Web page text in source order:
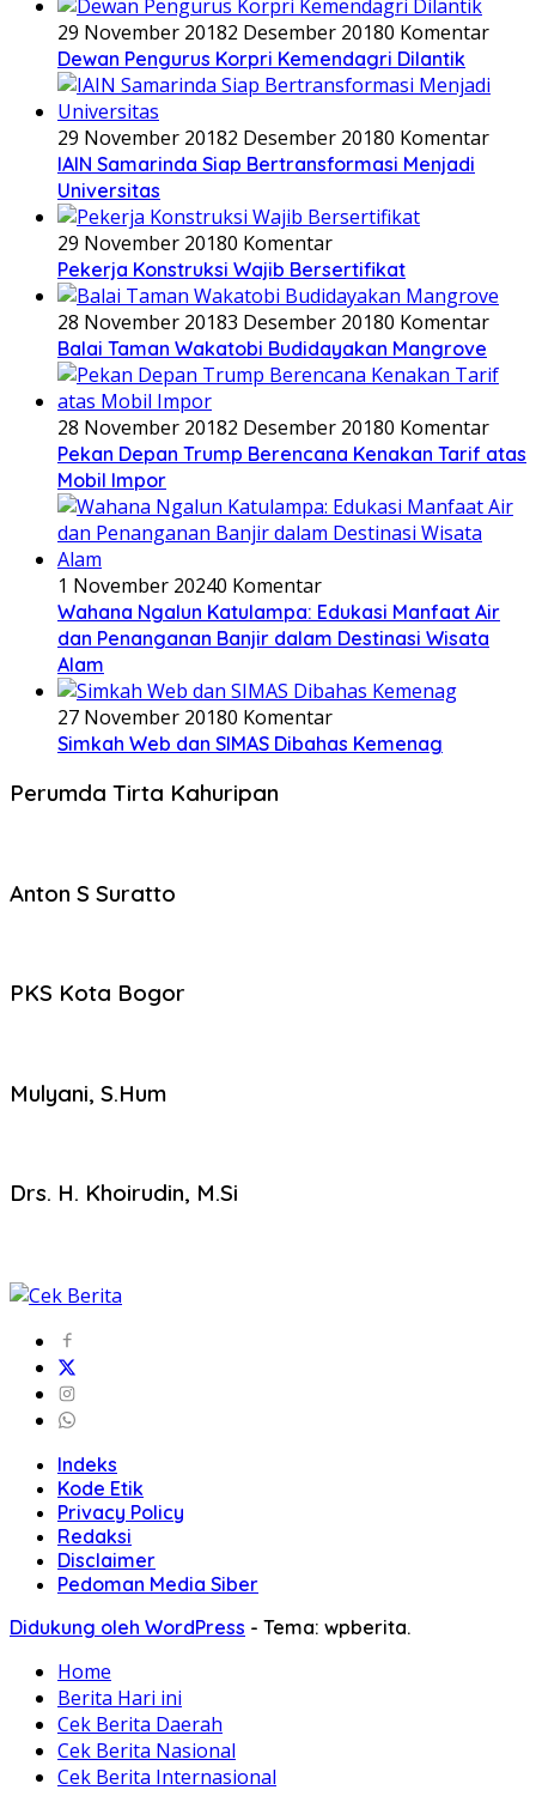
29 November 20182 Desember 20180 Komentar
Dewan Pengurus Korpri Kemendagri Dilantik
29 November 20182 Desember 20180 Komentar
IAIN Samarinda Siap Bertransformasi Menjadi
Universitas
29 November 20180 Komentar
Pekerja Konstruksi Wajib Bersertifikat
28 November 20183 Desember 20180 Komentar
Balai Taman Wakatobi Budidayakan Mangrove
28 November 20182 Desember 20180 Komentar
Pekan Depan Trump Berencana Kenakan Tarif atas
Mobil Impor
1 November 20240 Komentar
Wahana Ngalun Katulampa: Edukasi Manfaat Air
dan Penanganan Banjir dalam Destinasi Wisata
Alam
27 November 20180 Komentar
Simkah Web dan SIMAS Dibahas Kemenag
Perumda Tirta Kahuripan
Anton S Suratto
PKS Kota Bogor
Mulyani, S.Hum
Drs. H. Khoirudin, M.Si
Indeks
Kode Etik
Privacy Policy
Redaksi
Disclaimer
Pedoman Media Siber
Didukung oleh WordPress - Tema: wpberita.
Home
Berita Hari ini
Cek Berita Daerah
Cek Berita Nasional
Cek Berita Internasional